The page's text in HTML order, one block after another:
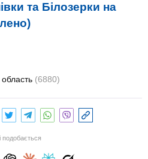
та Білозерки на
(6880)
подобається